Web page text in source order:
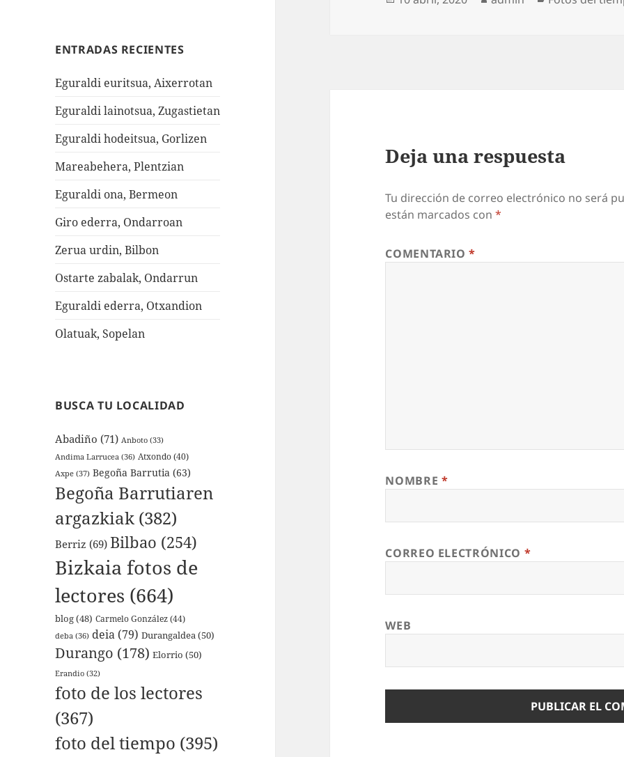
ENTRADAS RECIENTES
Eguraldi euritsua, Aixerrotan
Eguraldi lainotsua, Zugastietan
Eguraldi hodeitsua, Gorlizen
Mareabehera, Plentzian
Eguraldi ona, Bermeon
Giro ederra, Ondarroan
Zerua urdin, Bilbon
Ostarte zabalak, Ondarrun
Eguraldi ederra, Otxandion
Olatuak, Sopelan
BUSCA TU LOCALIDAD
Abadiño (71) Anboto (33)
Andima Larrucea (36) Atxondo(40)
Axpe (37) Begoña Barrutia (63)
Begoña Barrutiaren
argazkiak (382)
Berriz (69) Bilbao (254)
Bizkaia fotos de
lectores (664)
blog(48) Carmelo González(44)
deba (36) deia (79) Durangaldea(50)
Durango (178) Elorrio (50)
Erandio (32)
foto de los lectores
(367)
foto del tiempo (395)
Deja una respuesta
Tu dirección de correo electrónico no será
están marcados con*
COMENTARIO*
NOMBRE *
CORREO ELECTRÓNICO *
WEB